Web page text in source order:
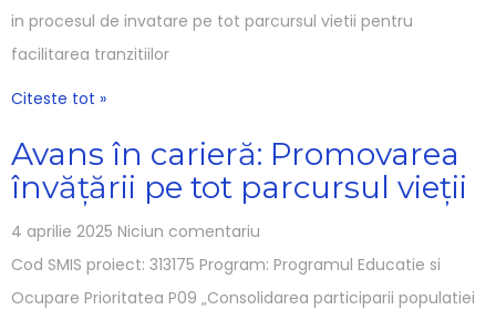
in procesul de invatare pe tot parcursul vietii pentru
facilitarea tranzitiilor
Citeste tot »
Avans în carieră: Promovarea
învățării pe tot parcursul vieții
4 aprilie 2025 Niciun comentariu
Cod SMIS proiect: 313175 Program: Programul Educatie si
Ocupare Prioritatea P09 „Consolidarea participarii populatiei